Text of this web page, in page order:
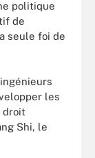
politique
de
seule foi de
les
droit
Shi, le